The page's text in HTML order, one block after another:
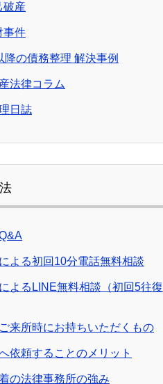
破産
事件
降の債務整理 解決事例
法律コラム
日誌
よる初回10分電話無料相談
よるLINE無料相談（初回5往復
来所時にお持ちいただくもの
依頼することのメリット
の法律事務所の強み